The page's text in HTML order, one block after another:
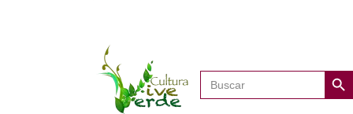
Buscar: Botón